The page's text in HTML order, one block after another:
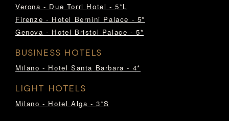
Verona - Due Torri Hotel - 5*L
Firenze - Hotel Bernini Palace - 5*
Genova - Hotel Bristol Palace - 5*
BUSINESS HOTELS
Milano - Hotel Santa Barbara - 4*
LIGHT HOTELS
Milano - Hotel Alga - 3*S